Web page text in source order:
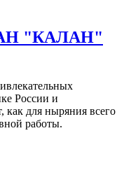
"КАЛАН"
России и
как для ныряния всего
работы.